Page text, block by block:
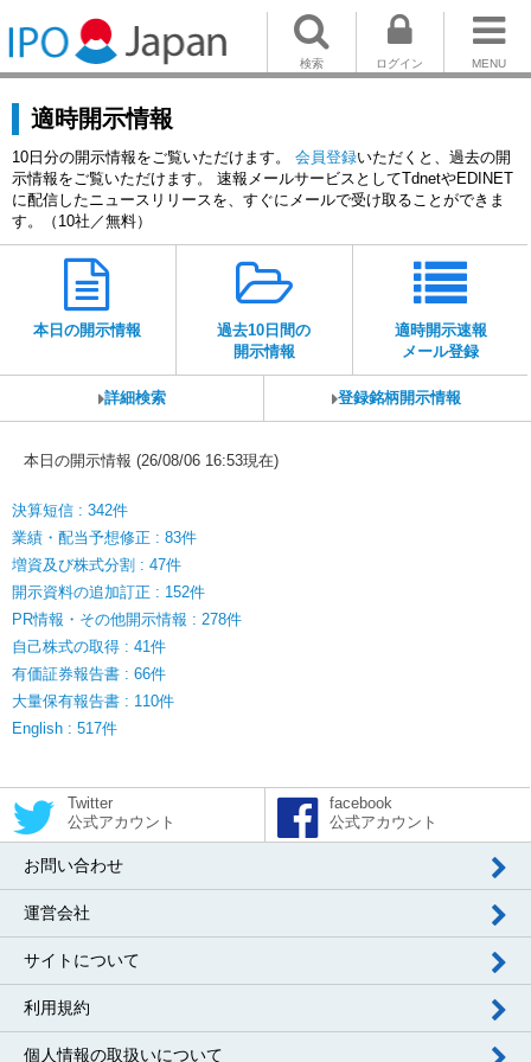
MENU
ログイン
検索
適時開示情報
10日分の開示情報をご覧いただけます。 会員登録いただくと、過去の開
示情報をご覧いただけます。 速報メールサービスとしてTdnetやEDINET
に配信したニュースリリースを、すぐにメールで受け取ることができま
す。（10社／無料）
本日の開示情報
過去10日間の
開示情報
適時開示速報
メール登録
詳細検索 登録銘柄開示情報
本日の開示情報 (26/08/06 16:53現在)
決算短信 : 342件
業績・配当予想修正 : 83件
増資及び株式分割 : 47件
開示資料の追加訂正 : 152件
PR情報・その他開示情報 : 278件
自己株式の取得 : 41件
有価証券報告書 : 66件
大量保有報告書 : 110件
English : 517件
Twitter
公式アカウント
facebook
公式アカウント
お問い合わせ
運営会社
サイトについて
利用規約
個人情報の取扱いについて